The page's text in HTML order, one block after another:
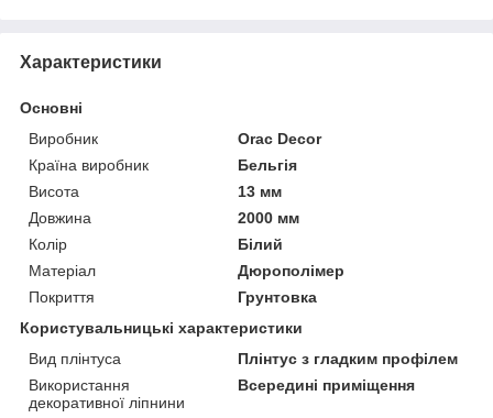
Характеристики
Основні
Виробник
Orac Decor
Країна виробник
Бельгія
Висота
13 мм
Довжина
2000 мм
Колір
Білий
Матеріал
Дюрополімер
Покриття
Грунтовка
Користувальницькі характеристики
Вид плінтуса
Плінтус з гладким профілем
Використання
декоративної ліпнини
Всередині приміщення